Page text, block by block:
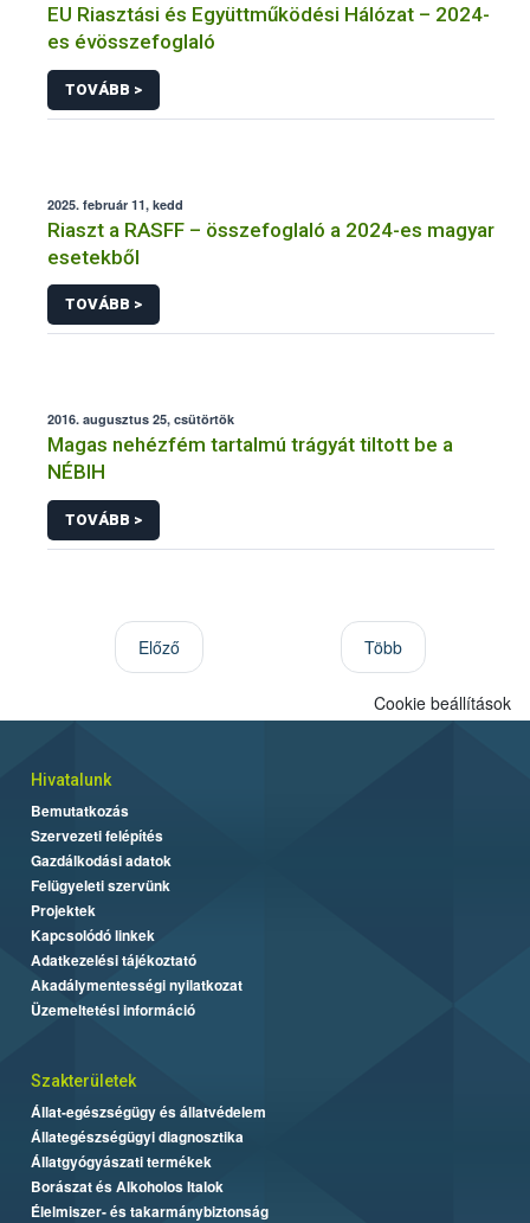
EU Riasztási és Együttműködési Hálózat – 2024-
es évösszefoglaló
TOVÁBB >
2025. február 11, kedd
Riaszt a RASFF – összefoglaló a 2024-es magyar
esetekből
TOVÁBB >
2016. augusztus 25, csütörtök
Magas nehézfém tartalmú trágyát tiltott be a
NÉBIH
TOVÁBB >
Előző Több
Cookie beállítások
Hivatalunk
Bemutatkozás
Szervezeti felépítés
Gazdálkodási adatok
Felügyeleti szervünk
Projektek
Kapcsolódó linkek
Adatkezelési tájékoztató
Akadálymentességi nyilatkozat
Üzemeltetési információ
Szakterületek
Állat-egészségügy és állatvédelem
Állategészségügyi diagnosztika
Állatgyógyászati termékek
Borászat és Alkoholos Italok
Élelmiszer- és takarmánybiztonság